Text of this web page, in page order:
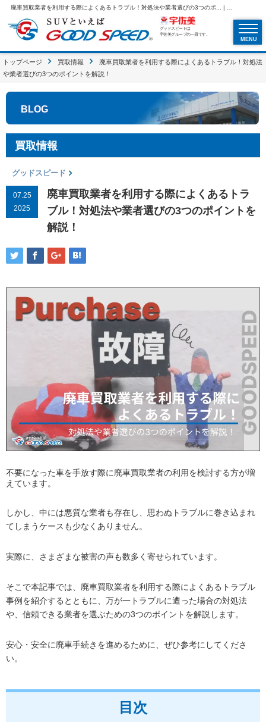
グッドスピードは
宇佐美グループの一員です。
MENU
トップページ 買取情報
廃車買取業者を利用する際によくあるトラブル！対処法
や業者選びの3つのポイントを解説！
BLOG
買取情報
グッドスピード
07.25
2025
廃車買取業者を利用する際によくあるトラ
ブル！対処法や業者選びの3つのポイントを
解説！
不要になった車を手放す際に廃車買取業者の利用を検討する方が増
えています。
しかし、中には悪質な業者も存在し、思わぬトラブルに巻き込まれ
てしまうケースも少なくありません。
実際に、さまざまな被害の声も数多く寄せられています。
そこで本記事では、廃車買取業者を利用する際によくあるトラブル
事例を紹介するとともに、万が一トラブルに遭った場合の対処法
や、信頼できる業者を選ぶための3つのポイントを解説します。
安心・安全に廃車手続きを進めるために、ぜひ参考にしてくださ
い。
目次